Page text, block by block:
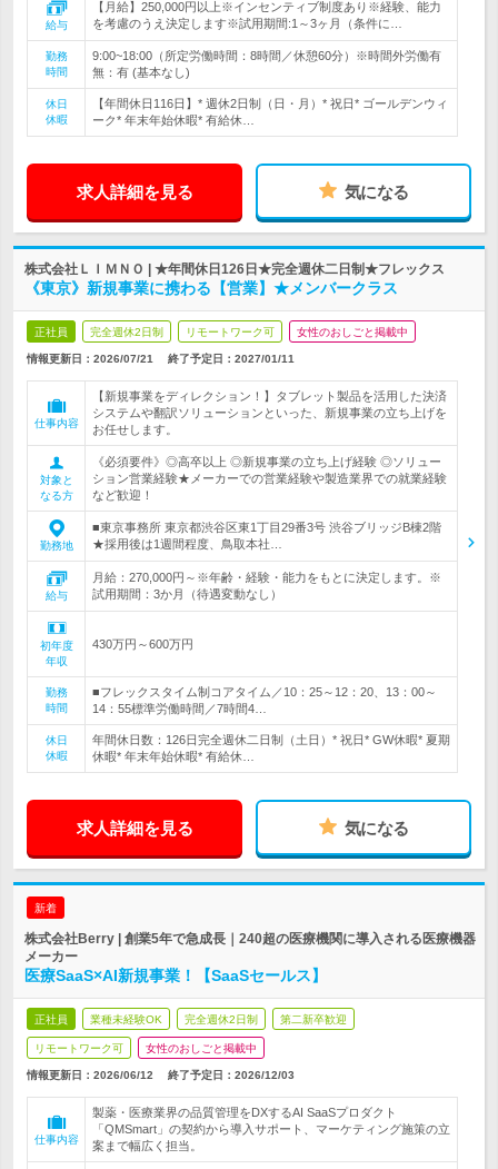
給与
【月給】250,000円以上※インセンティブ制度あり※経験、能力
を考慮のうえ決定します※試用期間:1～3ヶ月（条件に…
勤務
時間
9:00~18:00（所定労働時間：8時間／休憩60分）※時間外労働有
無：有 (基本なし)
休日
休暇
【年間休日116日】* 週休2日制（日・月）* 祝日* ゴールデンウィ
ーク* 年末年始休暇* 有給休…
求人詳細を見る 気になる
株式会社ＬＩＭＮＯ | ★年間休日126日★完全週休二日制★フレックス
《東京》新規事業に携わる【営業】★メンバークラス
正社員 完全週休2日制 リモートワーク可 女性のおしごと掲載中
情報更新日：2026/07/21 終了予定日： 2027/01/11
仕事内容
【新規事業をディレクション！】タブレット製品を活用した決済
システムや翻訳ソリューションといった、新規事業の立ち上げを
お任せします。
対象と
なる方
《必須要件》◎高卒以上 ◎新規事業の立ち上げ経験 ◎ソリュー
ション営業経験★メーカーでの営業経験や製造業界での就業経験
など歓迎！
勤務地
■東京事務所 東京都渋谷区東1丁目29番3号 渋谷ブリッジB棟2階
★採用後は1週間程度、鳥取本社…
給与
月給：270,000円～※年齢・経験・能力をもとに決定します。※
試用期間：3か月（待遇変動なし）
初年度
年収
430万円～600万円
勤務
時間
■フレックスタイム制コアタイム／10：25～12：20、13：00～
14：55標準労働時間／7時間4…
休日
休暇
年間休日数：126日完全週休二日制（土日）* 祝日* GW休暇* 夏期
休暇* 年末年始休暇* 有給休…
求人詳細を見る 気になる
新着
株式会社Berry | 創業5年で急成長｜240超の医療機関に導入される医療機器
メーカー
医療SaaS×AI新規事業！【SaaSセールス】
正社員 業種未経験OK 完全週休2日制 第二新卒歓迎
リモートワーク可 女性のおしごと掲載中
情報更新日：2026/06/12 終了予定日： 2026/12/03
仕事内容
製薬・医療業界の品質管理をDXするAI SaaSプロダクト
「QMSmart」の契約から導入サポート、マーケティング施策の立
案まで幅広く担当。